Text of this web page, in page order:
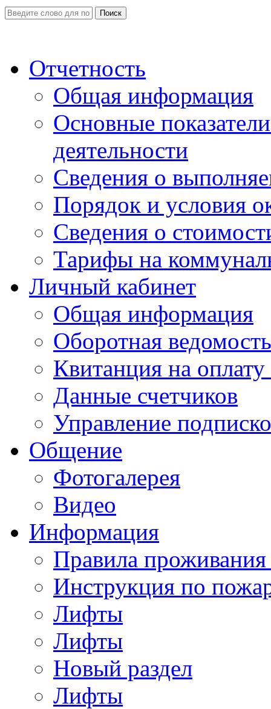
Поиск
Отчетность
Общая информация
Основные
деятельности
Сведения о
Порядок и условия
Сведения о
Тарифы на
Личный кабинет
Общая информация
Оборотная ведомость
Квитанция на
Данные счетчиков
Управление
Общение
Фотогалерея
Видео
Информация
Правила
Инструкция по
Лифты
Лифты
Новый раздел
Лифты